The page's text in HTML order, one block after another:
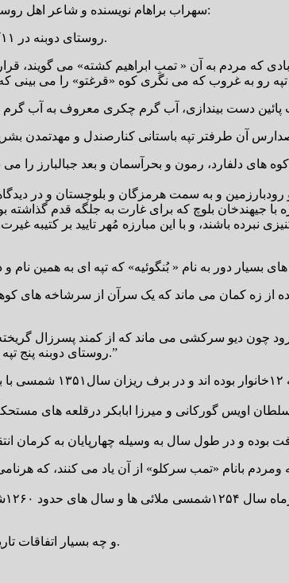
سهراب براهام نویسنده و شاعر اهل روستای دوبنه جیرفت، در برشی از کتاب آماده چاپ « دوبنه در قلمرو تاریخ» نوشت:
روستای دوبنه در ۱۱کیلومتری جنوب شهرستان جیرفت استان کرمان، در منطقه میانچیل قرار دارد.
که مردم به آن « تمبِ ابراهیم کشته» می گویند،
دلفارد، رمون و بحرآسمان و بعد جبالبارز را
و به سمت هرمزگان و بلوچستان و در
با جیهندخان بلوچ که برای غارت به جلگه قدم
نبرده باشند، و با این مبارزه مُهر تایید بر کتیبه
از زه کمان می ماند که یک سرآن از سرشاخه های
روستای دوبنه پنج تپه تاریخی دارد که به گفته باستان شناسان:« هرجا تمبی است نشان از تمدنی ست.”
تاریخی حاکمان قدرت را در سال ۸۱۱قمری میان سلطان اویس گورکانی و
ومردم بانام «تمب سرکلو» از آن یاد می کنند، که
و چه بسیار اتفاقات تاریخی دیگر که مفصلا در کتاب تاریخ به آن پرداخته ام که بعد از چاپ خواهید خواند.